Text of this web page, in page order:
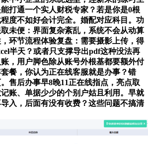
打通一个实人财税专家？若是你是0根
度不如好会计完全。婚配对应科目。功
未便：界面复杂紊乱，系统不会从动算
环节流程体验复盘：需要摄影上传，得
半天？或者只支撑导出pdf这种没法再
，用户脚色除从账号外根基都要额外付
餐，你认为正在线客服就是办事？错
售后办事早8晚11正在线指点，亮点取
账、单据少少的个别户姑且利用。早就
入，后面有没有收费？这些问题不搞清